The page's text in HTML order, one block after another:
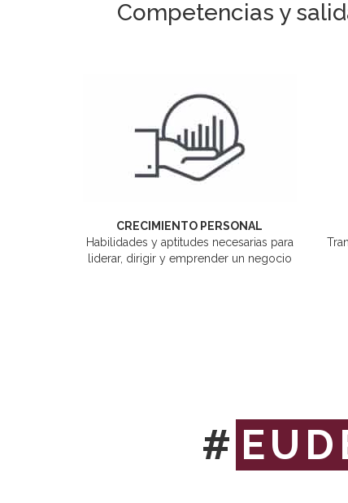
Competencias y
CRECIMIENTO PERSONAL
Habilidades y aptitudes necesarias para
liderar, dirigir y emprender un negocio
#